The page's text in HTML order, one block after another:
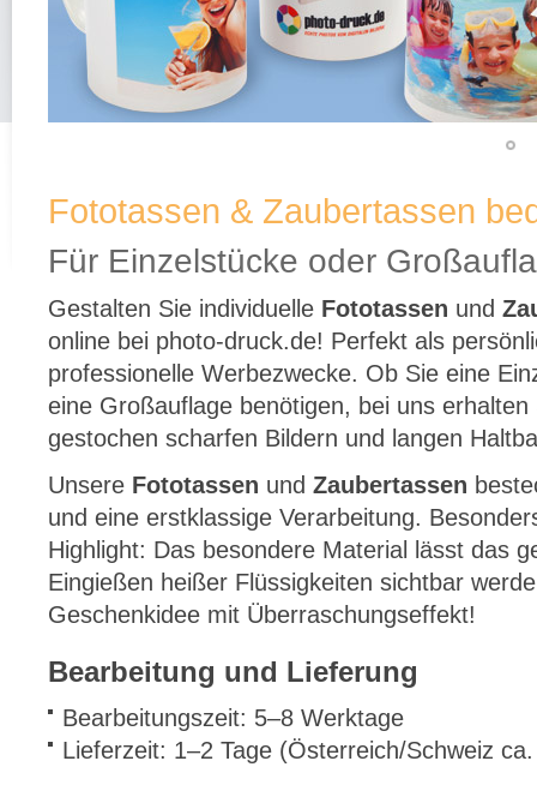
Fototassen & Zaubertassen
Für Einzelstücke oder
Gestalten Sie individuelle Fototassen und
online bei photo-druck.de! Perfekt als
professionelle Werbezwecke. Ob Sie eine
eine Großauflage benötigen, bei uns
gestochen scharfen Bildern und langen
Unsere Fototassen und Zaubertassen
und eine erstklassige Verarbeitung.
Highlight: Das besondere Material lässt das
Eingießen heißer Flüssigkeiten sichtbar
Geschenkidee mit Überraschungseffekt!
Bearbeitung und Lieferung
Bearbeitungszeit: 5–8 Werktage
Lieferzeit: 1–2 Tage (Österreich/Schweiz